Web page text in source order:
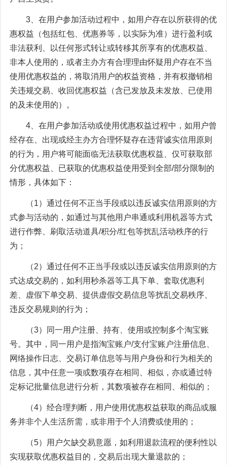
3、在用户参加活动过程中，如用户存在以所获得的优
惠权益（包括红包、优惠券等，以实际为准）进行盈利或
非法获利、以任何形式转让或转移其所享有的优惠权益、
非本人使用的，或者主办方有合理理由怀疑用户存在不当
使用优惠权益的，将取消用户的权益资格，并有权撤销相
关违规交易、收回优惠权益（含已发放及未发放、已使用
的及未使用的）。
4、在用户参加活动或使用优惠权益过程中，如用户曾
经存在、出现或经主办方合理怀疑存在违背诚实信用原则
的行为，用户将可能面临无法获取优惠权益、仅可获取部
分优惠权益、已获取的优惠权益使用受到全部/部分限制的
情形，具体如下：
（1）通过任何不正当手段或以违反诚实信用原则的方
式参与活动的，如通过与其他用户串通或利用机器等方式
进行作弊、刷取活动道具/积分/红包等扰乱活动秩序的行
为；
（2）通过任何不正当手段或以违反诚实信用原则的方
式达成交易的，如利用秒杀器等工具下单、套取优惠利
差、虚假下单交易、提供虚假交易信息等扰乱交易秩序、
违反交易规则的行为；
（3）同一用户注册、持有、使用或控制多个淘宝账
号。其中，同一用户是指淘宝账户/支付宝账户注册信息、
网络操作日志、交易订单信息等与用户身份和行为相关的
信息，其中任意一项或数项存在相同、相似，亦或通过特
定标记批量信息进行分析，其数项被存在相同、相似的；
（4）经合理判断，用户使用优惠权益获取的商品或服
务并非个人生活所需，或非用于个人消费或使用的；
（5）用户欠缺交易意愿，如利用退款流程的便利性以
实现获取优惠权益目的，交易后出现大量退款的；